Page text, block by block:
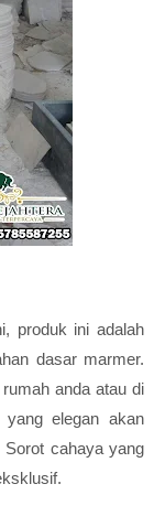
produk ini adalah
dasar marmer.
anda atau di
yang elegan akan
cahaya yang